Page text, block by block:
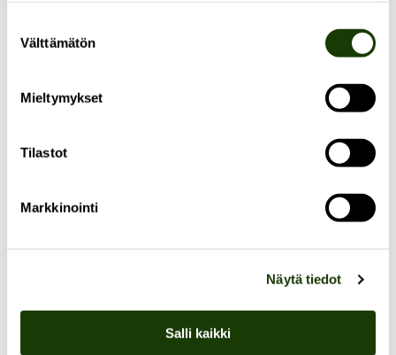
valinta
Välttämätön
Mieltymykset
Tilastot
Markkinointi
Näytä tiedot
Salli kaikki